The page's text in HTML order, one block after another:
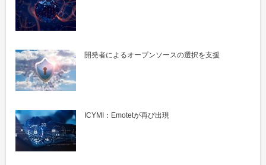
開発者によるオープンソースの選択を支援
ICYMI：Emotetが再び出現